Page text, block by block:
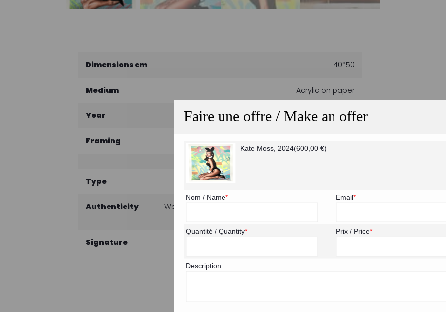
Dimensions cm 40*50
Medium Acrylic on paper
Year 2024
Framing
Type
Authenticity
Work sold with certificate of authenticity of the artist
Signature
Faire une offre / Make an offer
Kate Moss, 2024(600,00€)
Nom / Name* Email*
Quantité / Quantity* Prix / Price*
Description